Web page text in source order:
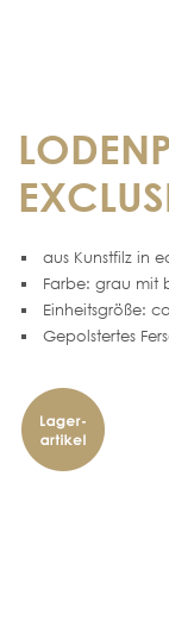
aus Kunstfilz in
Farbe: grau mit
Einheitsgröße:
Gepolstertes